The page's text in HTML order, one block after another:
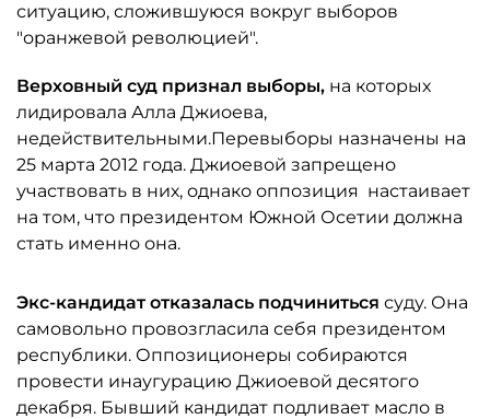
ситуацию, сложившуюся вокруг выборов
"оранжевой революцией".
Верховный суд признал выборы, на которых
лидировала Алла Джиоева,
недействительными.Перевыборы назначены на
25 марта 2012 года. Джиоевой запрещено
участвовать в них, однако оппозиция настаивает
на том, что президентом Южной Осетии должна
стать именно она.
Экс-кандидат отказалась подчиниться суду. Она
самовольно провозгласила себя президентом
республики. Оппозиционеры собираются
провести инаугурацию Джиоевой десятого
декабря. Бывший кандидат подливает масло в